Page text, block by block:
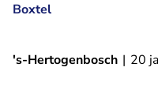
Boxtel
's-Hertogenbosch | 20